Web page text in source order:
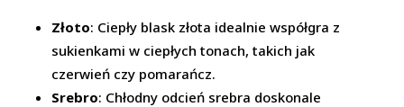
Złoto: Ciepły blask złota idealnie współgra z
sukienkami w ciepłych tonach, takich jak
czerwień czy pomarańcz.
Srebro: Chłodny odcień srebra doskonale